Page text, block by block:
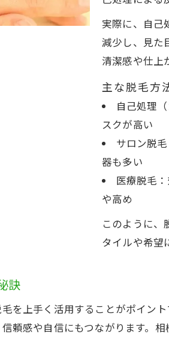
手や指の脱毛方法
ムダ毛対策に最
脱毛で手元の悩
指先まで美しく
手脱毛を成功さ
医療脱毛で叶える清潔
医療脱毛と一般
手元の清潔感を高
医療脱毛を選ぶ
脱毛効果を最大限
医療脱毛でリスク
痛みが少ない手の脱
安心して受けられ
最新機器で快適な
実際に、自己
減少し、見た
清潔感や仕上
主な脱毛方
自己処理
スクが高い
サロン脱
器も多い
医療脱毛
や高め
このように、
タイルや希望
訣
を上手く活用することがポイン
頼感や自信にもつながります。
ご予約
ご予約